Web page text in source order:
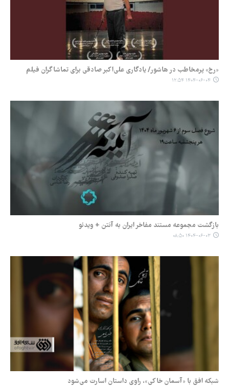
«رخ» پرمخاطب در هاشور/ یادگاری علی‌اکبر صادقی برای تماشاگران فیلم
۱۴۰۴-۰۶-۰۴ ۱۲:۵۴
بازگشت مجموعه مستند مفاخر ایران به آنتن + ویدئو
۱۴۰۴-۰۶-۰۳ ۰۸:۵۰
شبکه افق با «آسمان خاکی»، راوی داستان اسارت می‌شود